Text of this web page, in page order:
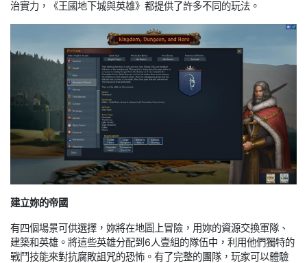
治實力，《王國地下城與英雄》都提供了許多不同的玩法。
建立妳的帝國
有四個場景可供選擇，妳將在地圖上冒險，用妳的資源交換軍隊、
建築和英雄。將這些英雄分配到6人壹組的隊伍中，利用他們獨特的
戰鬥技能來對抗腐敗詛咒的恐怖。有了完整的團隊，玩家可以體驗